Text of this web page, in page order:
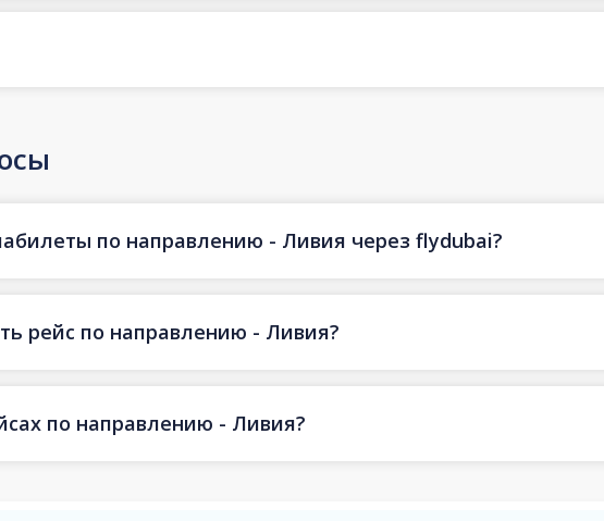
по направлению - Ливия через flydubai?
рейс по направлению - Ливия?
по направлению - Ливия?